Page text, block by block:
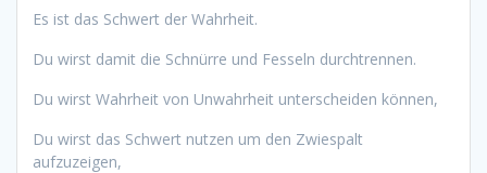
Es ist das Schwert der Wahrheit.
Du wirst damit die Schnürre und Fesseln durchtrennen.
Du wirst Wahrheit von Unwahrheit unterscheiden können,
Du wirst das Schwert nutzen um den Zwiespalt
aufzuzeigen,